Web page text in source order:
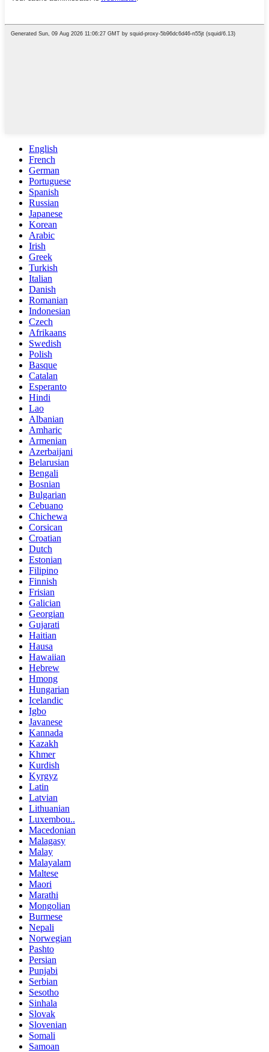
English
French
German
Portuguese
Spanish
Russian
Japanese
Korean
Arabic
Irish
Greek
Turkish
Italian
Danish
Romanian
Indonesian
Czech
Afrikaans
Swedish
Polish
Basque
Catalan
Esperanto
Hindi
Lao
Albanian
Amharic
Armenian
Azerbaijani
Belarusian
Bengali
Bosnian
Bulgarian
Cebuano
Chichewa
Corsican
Croatian
Dutch
Estonian
Filipino
Finnish
Frisian
Galician
Georgian
Gujarati
Haitian
Hausa
Hawaiian
Hebrew
Hmong
Hungarian
Icelandic
Igbo
Javanese
Kannada
Kazakh
Khmer
Kurdish
Kyrgyz
Latin
Latvian
Lithuanian
Luxembou..
Macedonian
Malagasy
Malay
Malayalam
Maltese
Maori
Marathi
Mongolian
Burmese
Nepali
Norwegian
Pashto
Persian
Punjabi
Serbian
Sesotho
Sinhala
Slovak
Slovenian
Somali
Samoan